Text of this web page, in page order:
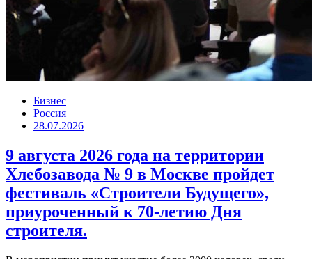
Бизнес
Россия
28.07.2026
9 августа 2026 года на территории
Хлебозавода № 9 в Москве пройдет
фестиваль «Строители Будущего»,
приуроченный к 70-летию Дня
строителя.